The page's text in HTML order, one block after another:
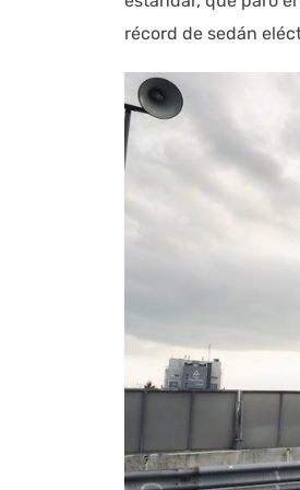
récord de sedán